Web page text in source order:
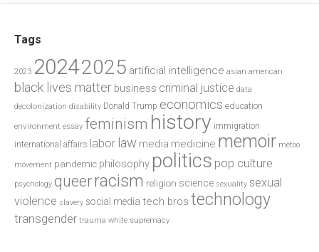
Tags
2023 20242025 artificial intelligence asian american
black lives matter business criminal justice data
decolonization disability Donald Trump economics education
environment essay feminism history immigration
international affairs labor law media medicine memoir metoo
movement pandemic philosophy politics pop culture
psychology queerracism religion science sexuality sexual
violence slavery social media tech bros technology
transgender trauma white supremacy